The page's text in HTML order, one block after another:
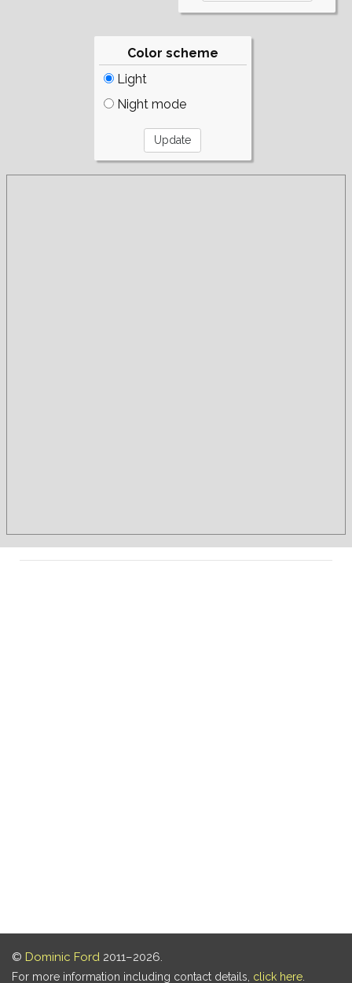
Color scheme
Light
Night mode
© Dominic Ford 2011–2026.
For more information including contact details, click here